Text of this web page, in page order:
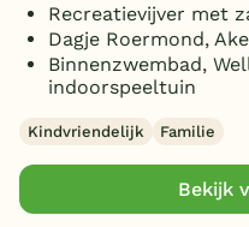
Recreatievijver met
Dagje Roermond,
Binnenzwembad,
indoorspeeltuin
Kindvriendelijk Familie
Bekijk